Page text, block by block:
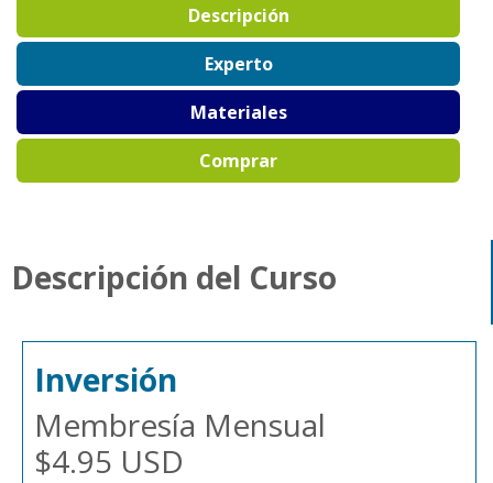
Descripción
Experto
Materiales
Comprar
Descripción del Curso
Inversión
Membresía Mensual
$4.95 USD